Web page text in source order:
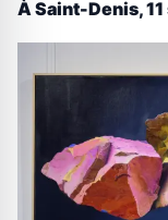
À Saint-Denis,